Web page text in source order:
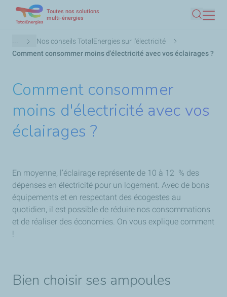
contenu
principal
Toutes nos solutions
multi-énergies
Fil
d'Ariane
...
Nos conseils TotalEnergies sur l'électricité
Comment consommer moins d'électricité avec vos éclairages ?
Comment consommer
moins d'électricité avec vos
éclairages ?
En moyenne, l’éclairage représente de 10 à 12 % des
dépenses en électricité pour un logement. Avec de bons
équipements et en respectant des écogestes au
quotidien, il est possible de réduire nos consommations
et de réaliser des économies. On vous explique comment
!
Bien choisir ses ampoules